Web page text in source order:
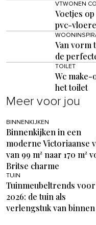
VTWONEN
Voetjes
pvc-
Van vorm
de
TOILET
Wc make-
het toilet
Meer voor jou
BINNENKIJKEN
Binnenkijken in een
moderne Victoriaanse
van 99 m² naar 170 m²
Britse charme
TUIN
Tuinmeubeltrends voor
2026: de tuin als
verlengstuk van binnen